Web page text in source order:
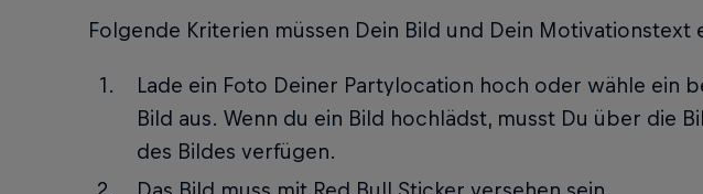
Folgende Kriterien müssen Dein Bild und Dein Motivationstext
Lade ein Foto Deiner Partylocation hoch oder wähle ein
Bild aus. Wenn du ein Bild hochlädst, musst Du über die
des Bildes verfügen.